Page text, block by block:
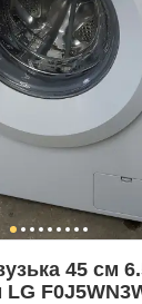
45 см